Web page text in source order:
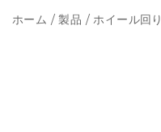
ホーム /製品 /ホイール回り